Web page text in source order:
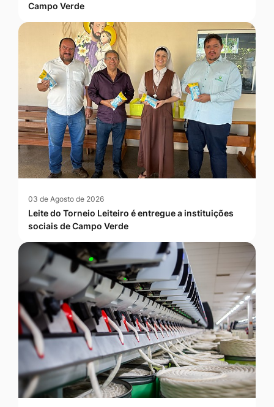
Campo Verde
03 de Agosto de 2026
Leite do Torneio Leiteiro é entregue a instituições
sociais de Campo Verde